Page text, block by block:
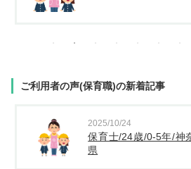
ご利用者の声(保育職)の新着記事
2025/10/24
保育士/24歳/0-5年/神
県